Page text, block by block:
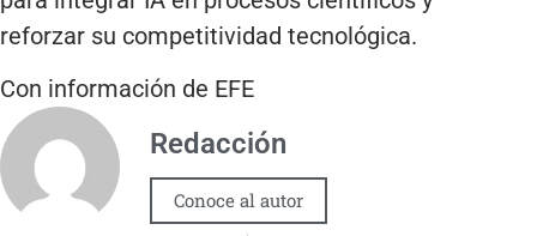
reforzar su competitividad tecnológica.
Con información de EFE
Redacción
Conoce al autor